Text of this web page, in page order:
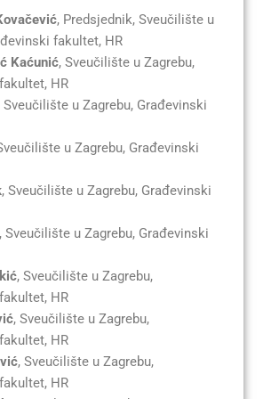
, Predsjednik, Sveučilište u
fakultet, HR
Kaćunić, Sveučilište u Zagrebu,
HR
Sveučilište u Zagrebu, Građevinski
u Zagrebu, Građevinski
, Sveučilište u Zagrebu, Građevinski
, Sveučilište u Zagrebu, Građevinski
, Sveučilište u Zagrebu,
HR
, Sveučilište u Zagrebu,
HR
, Sveučilište u Zagrebu,
HR